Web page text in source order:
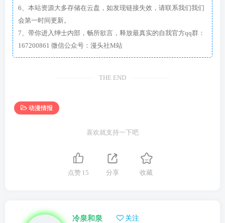
6、本站资源大多存储在云盘，如发现链接失效，请联系我们我们
会第一时间更新。
7、带你进入绅士内部，畅所欲言，释放最真实的自我官方qq群：
167200861 微信公众号：漫头社M站
THE END
动漫情报
喜欢就支持一下吧
点赞 15 分享 收藏
冷泉和泉 关注